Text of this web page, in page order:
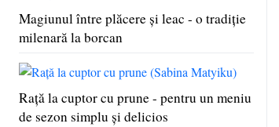
Magiunul între plăcere şi leac - o tradiţie
milenară la borcan
Raţă la cuptor cu prune - pentru un meniu
de sezon simplu şi delicios